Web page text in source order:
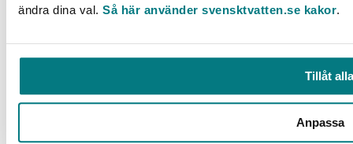
ändra dina val. Så här använder svensktvatten.se kakor.
Tillåt alla
Anpassa
Box 14057, 167 14 Bromma, Tel. 08-506 002 00